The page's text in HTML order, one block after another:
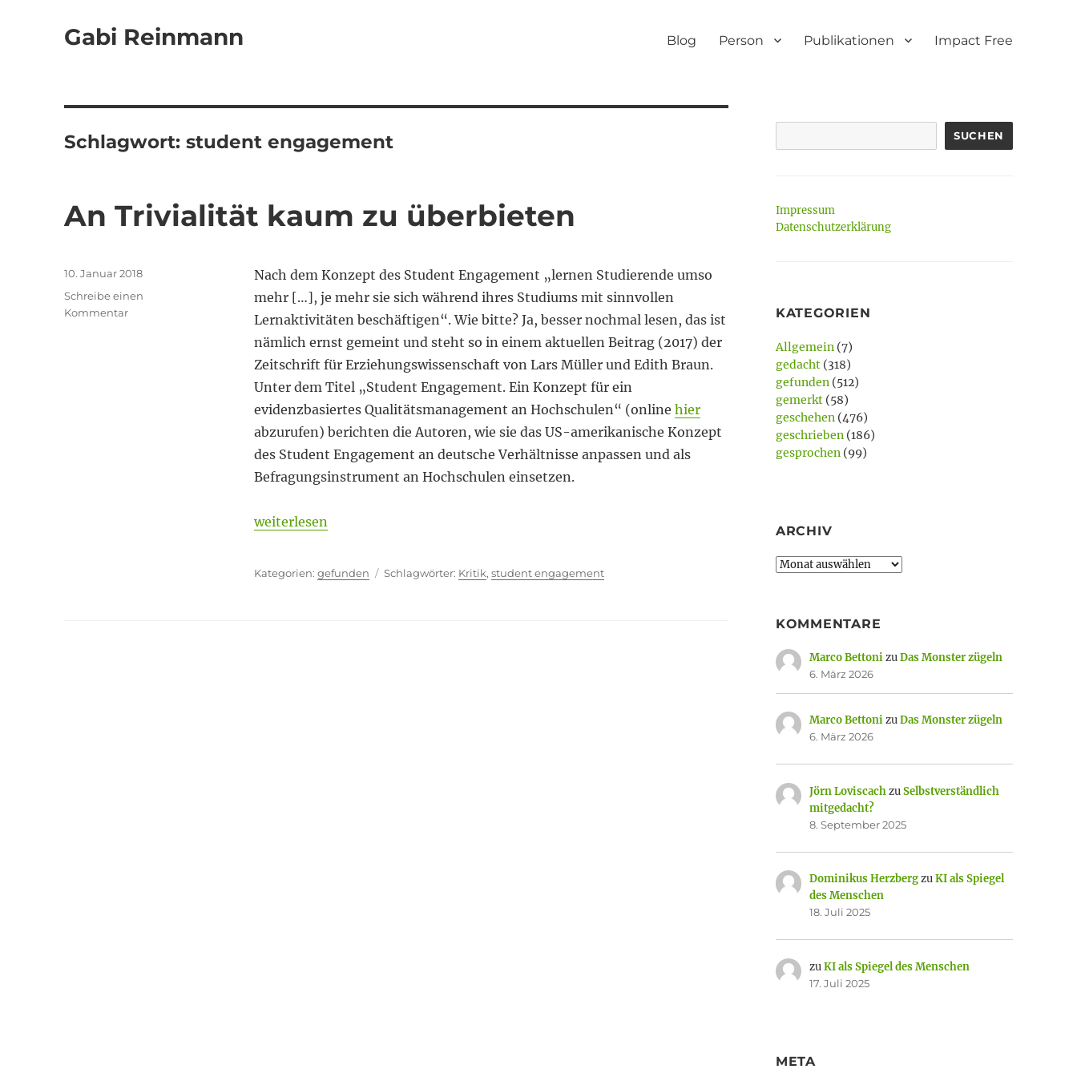
Gabi Reinmann Blog Person Publikationen Impact Free
Schlagwort:student engagement
An Trivialität kaum zu überbieten
Nach dem Konzept des Student Engagement „lernen Studierende umso
mehr […], je mehr sie sich während ihres Studiums mit sinnvollen
Lernaktivitäten beschäftigen“. Wie bitte? Ja, besser nochmal lesen, das ist
nämlich ernst gemeint und steht so in einem aktuellen Beitrag (2017) der
Zeitschrift für Erziehungswissenschaft von Lars Müller und Edith Braun.
Unter dem Titel „Student Engagement. Ein Konzept für ein
evidenzbasiertes Qualitätsmanagement an Hochschulen“ (online hier
abzurufen) berichten die Autoren, wie sie das US-amerikanische Konzept
des Student Engagement an deutsche Verhältnisse anpassen und als
Befragungsinstrument an Hochschulen einsetzen.
„An Trivialität kaum zu überbieten“
weiterlesen
Kategorien
gefunden Schlagwörter
Kritik, student engagement
Veröffentlicht
am
10. Januar 2018
Schreibe einen
Kommentarzu
SUCHEN
Impressum
Datenschutzerklärung
KATEGORIEN
Allgemein(7)
gedacht(318)
gefunden(512)
gemerkt(58)
geschehen(476)
geschrieben(186)
gesprochen(99)
ARCHIV
Archiv
KOMMENTARE
Marco BettonizuDas Monster zügeln
6. März 2026
Marco BettonizuDas Monster zügeln
6. März 2026
Jörn LoviscachzuSelbstverständlich
mitgedacht?
8. September 2025
Dominikus HerzbergzuKI als Spiegel
des Menschen
18. Juli 2025
zuKI als Spiegel des Menschen
17. Juli 2025
META